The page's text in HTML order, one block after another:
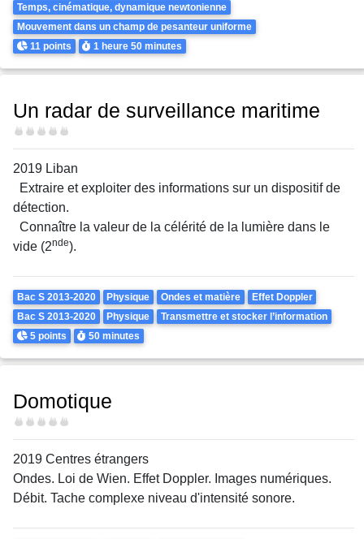
Temps, cinématique, dynamique newtonienne
Mouvement dans un champ de pesanteur uniforme
Points
11 points Durée
1 heure50 minutes
Un radar de surveillance maritime
Difficulté
2019 Liban
Extraire et exploiter des informations sur un dispositif de
détection.
Connaître la valeur de la célérité de la lumière dans le
vide (2nde).
Theme
Bac S 2013-2020 Physique Ondes et matière
Effet Doppler
Bac S 2013-2020
Physique Transmettre et stocker l’information
Points
5 points Durée
50 minutes
Domotique
Difficulté
2019 Centres étrangers
Ondes. Loi de Wien. Effet Doppler. Images numériques.
Débit. Tache complexe niveau d'intensité sonore.